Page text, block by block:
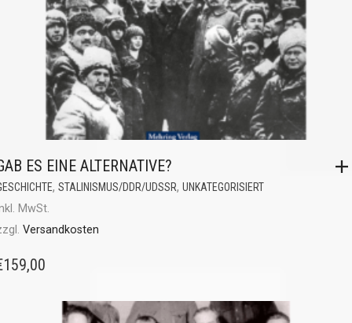
ES EINE ALTERNATIVE?
, STALINISMUS/DDR/UDSSR, UNKATEGORISIERT
MwSt.
Versandkosten
159,00